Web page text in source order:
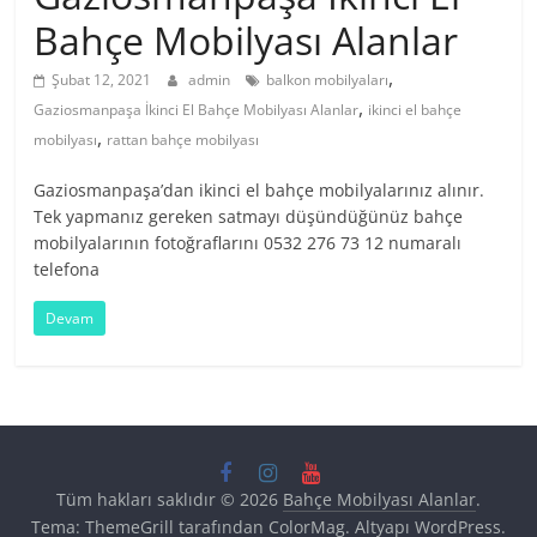
Bahçe Mobilyası Alanlar
Şubat 12, 2021 admin balkon mobilyaları,
Gaziosmanpaşa İkinci El Bahçe Mobilyası Alanlar, ikinci el bahçe
mobilyası, rattan bahçe mobilyası
Gaziosmanpaşa’dan ikinci el bahçe mobilyalarınız alınır.
Tek yapmanız gereken satmayı düşündüğünüz bahçe
mobilyalarının fotoğraflarını 0532 276 73 12 numaralı
telefona
Devam
Tüm hakları saklıdır © 2026 Bahçe Mobilyası Alanlar.
Tema: ThemeGrill tarafından ColorMag. Altyapı WordPress.